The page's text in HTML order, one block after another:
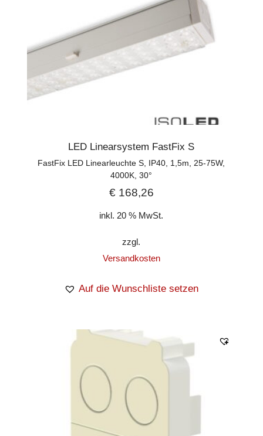
LED Linearsystem FastFix S
FastFix LED Linearleuchte S, IP40, 1,5m, 25-75W,
4000K, 30°
€168,26
inkl. 20 % MwSt.
zzgl.
Versandkosten
Auf die Wunschliste setzen